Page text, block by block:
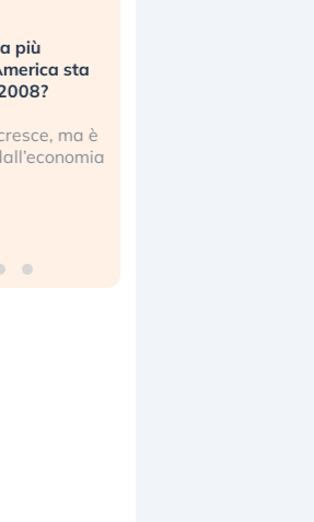
più
sta
ma è